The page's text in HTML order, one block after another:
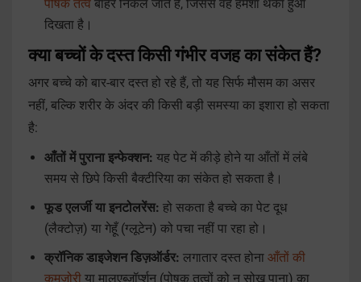
पोषक तत्व बाहर निकल जाते हैं, जिससे वह हमेशा थका हुआ
दिखता है।
क्या बच्चों के दस्त किसी गंभीर वजह का संकेत हैं?
अगर बच्चे को बार-बार दस्त हो रहे हैं, तो यह सिर्फ मौसम का असर
नहीं, बल्कि शरीर के अंदर की किसी बड़ी समस्या का इशारा हो सकता
है:
आँतों में पुराना इन्फेक्शन: यह पेट में कीड़े होने या आँतों में लंबे
समय से छिपे किसी बैक्टीरिया का संकेत हो सकता है।
फूड एलर्जी या इनटोलरेंस: हो सकता है बच्चे का पेट दूध
(लैक्टोज़) या गेहूँ (ग्लूटेन) को पचा नहीं पा रहा हो।
क्रॉनिक डाइजेशन डिज़ऑर्डर: लगातार दस्त होना आँतों की
कमज़ोरी या मालएब्जॉर्प्शन (पोषक तत्वों को न सोख पाना) का